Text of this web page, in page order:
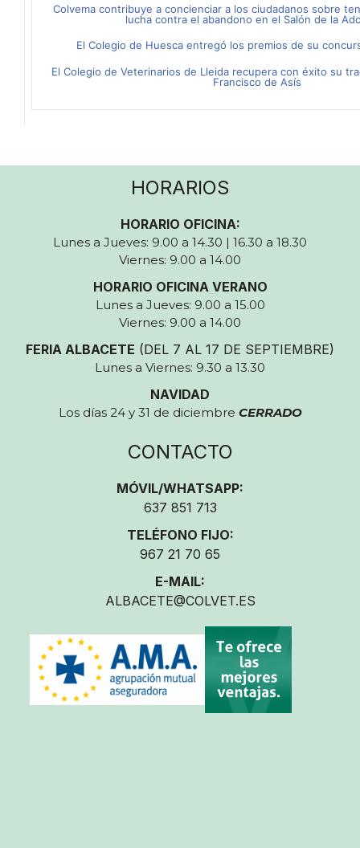
Colvema contribuye a concienciar a los ciudadanos sobre
lucha contra el abandono en el Salón de la
El Colegio de Huesca entregó los premios de su
El Colegio de Veterinarios de Lleida recupera con éxito su
Francisco de Asís
HORARIOS
HORARIO OFICINA:
Lunes a Jueves: 9.00 a 14.30 | 16.30 a 18.30
Viernes: 9.00 a 14.00
HORARIO OFICINA VERANO
Lunes a Jueves: 9.00 a 15.00
Viernes: 9.00 a 14.00
FERIA ALBACETE (DEL 7 AL 17 DE SEPTIEMBRE)
Lunes a Viernes: 9.30 a 13.30
NAVIDAD
Los días 24 y 31 de diciembre CERRADO
CONTACTO
MÓVIL/WHATSAPP:
637 851 713
TELÉFONO FIJO:
967 21 70 65
E-MAIL:
ALBACETE@COLVET.ES